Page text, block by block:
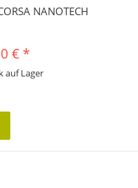
NANOTECH
€ *
auf Lager